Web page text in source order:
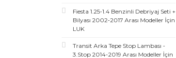
Fiesta 1.25-1.4 Benzinli Debriyaj Seti +
Bilyası 2002-2017 Arası Modeller İçin
LUK
Transit Arka Tepe Stop Lambası -
3.Stop 2014-2019 Arası Modeller İçin